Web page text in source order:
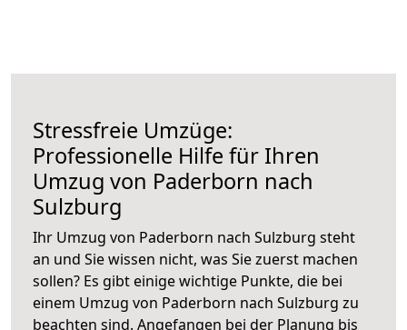
Stressfreie Umzüge:
Professionelle Hilfe für Ihren
Umzug von Paderborn nach
Sulzburg
Ihr Umzug von Paderborn nach Sulzburg steht
an und Sie wissen nicht, was Sie zuerst machen
sollen? Es gibt einige wichtige Punkte, die bei
einem Umzug von Paderborn nach Sulzburg zu
beachten sind. Angefangen bei der Planung bis